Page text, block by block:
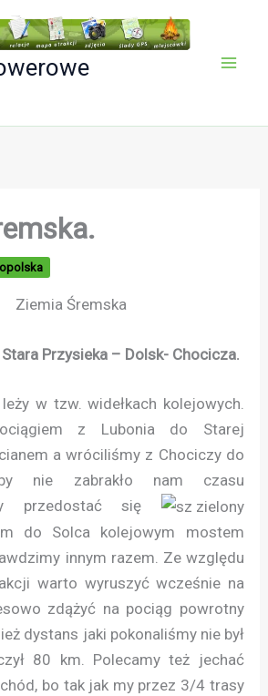
Przysieka – Dolsk- Chocicza.
w tzw. widełkach kolejowych.
z Lubonia do Starej
a wróciliśmy z Chociczy do
nie zabrakło nam czasu
przedostać się
do Solca kolejowym mostem
innym razem. Ze względu
warto wyruszyć wcześnie na
zdążyć na pociąg powrotny
dystans jaki pokonaliśmy nie był
80 km. Polecamy też jechać
bo tak jak my przez 3/4 trasy